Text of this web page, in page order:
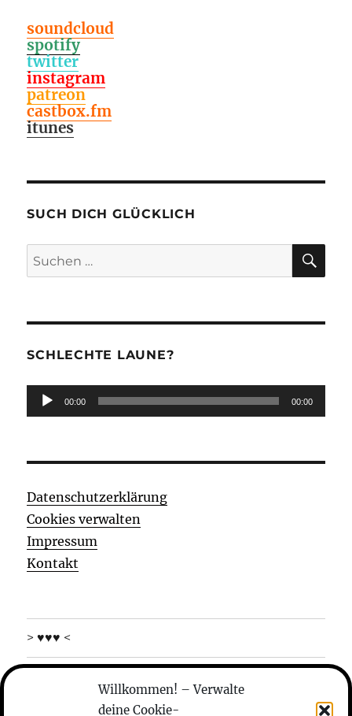
Willkommen! – Verwalte
deine Cookie-
soundcloud
spotify
twitter
instagram
patreon
castbox.fm
itunes
SUCH DICH GLÜCKLICH
Suchen
nach:
SCHLECHTE LAUNE?
Audio-
Player
00:00 00:00
Datenschutzerklärung
Cookies verwalten
Impressum
Kontakt
> ♥♥♥ <